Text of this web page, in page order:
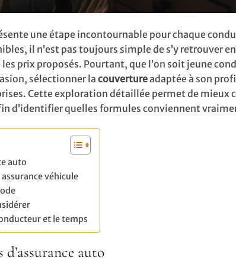
une étape incontournable pour chaque
il n’est pas toujours simple de s’y retrouver
prix proposés. Pourtant, que l’on soit jeune
sélectionner la couvertureadaptée à son
Cette exploration détaillée permet de mieux
d’identifier quelles formules conviennent
auto
véhicule
et le temps
auto